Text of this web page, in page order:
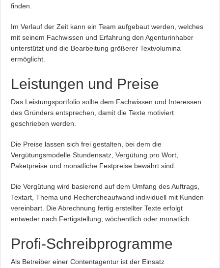
finden.
Im Verlauf der Zeit kann ein Team aufgebaut werden, welches
mit seinem Fachwissen und Erfahrung den Agenturinhaber
unterstützt und die Bearbeitung größerer Textvolumina
ermöglicht.
Leistungen und Preise
Das Leistungsportfolio sollte dem Fachwissen und Interessen
des Gründers entsprechen, damit die Texte motiviert
geschrieben werden.
Die Preise lassen sich frei gestalten, bei dem die
Vergütungsmodelle Stundensatz, Vergütung pro Wort,
Paketpreise und monatliche Festpreise bewährt sind.
Die Vergütung wird basierend auf dem Umfang des Auftrags,
Textart, Thema und Rechercheaufwand individuell mit Kunden
vereinbart. Die Abrechnung fertig erstellter Texte erfolgt
entweder nach Fertigstellung, wöchentlich oder monatlich.
Profi-Schreibprogramme
Als Betreiber einer Contentagentur ist der Einsatz